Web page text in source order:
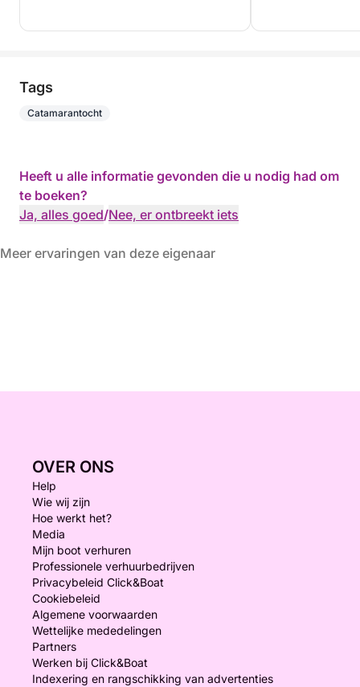
Tags
Catamarantocht
Heeft u alle informatie gevonden die u nodig had om
te boeken?
Ja, alles goed/Nee, er ontbreekt iets
Meer ervaringen van deze eigenaar
OVER ONS
Help
Wie wij zijn
Hoe werkt het?
Media
Mijn boot verhuren
Professionele verhuurbedrijven
Privacybeleid Click&Boat
Cookiebeleid
Algemene voorwaarden
Wettelijke mededelingen
Partners
Werken bij Click&Boat
Indexering en rangschikking van advertenties